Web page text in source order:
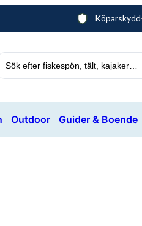
Köparskydd
Outdoor Guider & Boende